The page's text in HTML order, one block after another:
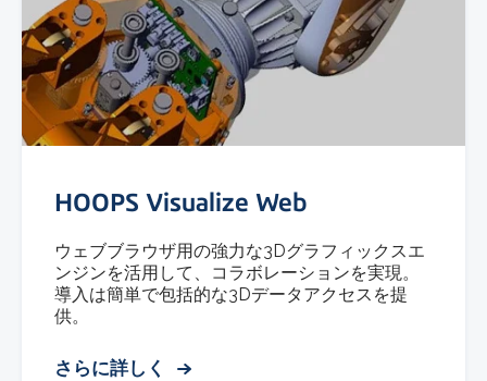
HOOPS Visualize Web
ウェブブラウザ用の強力な3Dグラフィックスエ
ンジンを活用して、コラボレーションを実現。
導入は簡単で包括的な3Dデータアクセスを提
供。
さらに詳しく